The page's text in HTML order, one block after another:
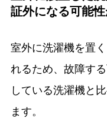
証外になる可能
室外に洗濯機を置
れるため、故障す
している洗濯機と
ます。